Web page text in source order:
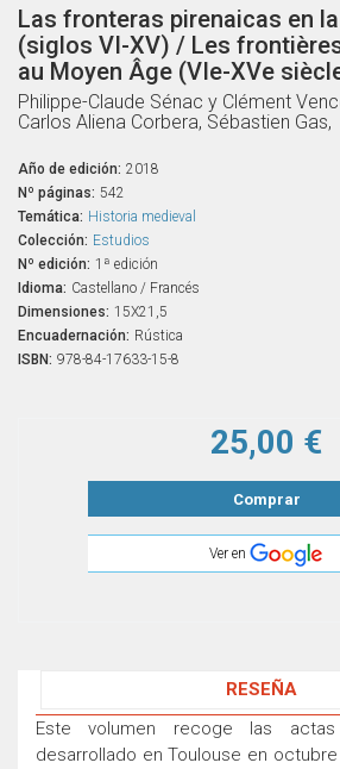
Las fronteras pirenaicas en
(siglos VI-XV) / Les
au Moyen Âge (VIe-XVe
Philippe-Claude Sénac y Clément
Carlos Aliena Corbera, Sébastien Gas,
Año de edición: 2018
Nº páginas: 542
Temática: Historia medieval
Colección: Estudios
Nº edición: 1ª edición
Idioma: Castellano / Francés
Dimensiones: 15X21,5
Encuadernación: Rústica
ISBN: 978-84-17633-15-8
25,00 €
Comprar
Ver en
RESEÑA
Este volumen recoge las
desarrollado en Toulouse en